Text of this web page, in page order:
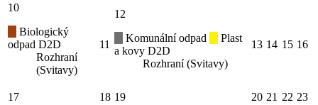
10
Biologický
odpad D2D
Rozhraní
(Svitavy)
11
12
Komunální odpad
Plast
a kovy D2D
Rozhraní (Svitavy)
13 14 15 16
17 18 19 20 21 22 23